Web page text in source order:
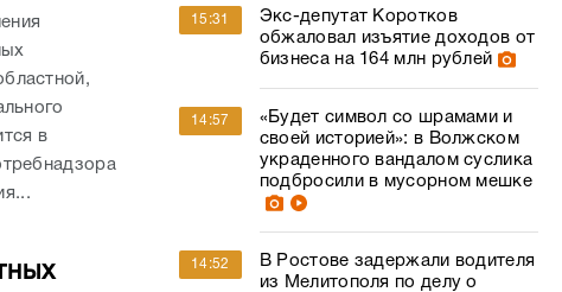
в
15:31
Экс-депутат Коротков
обжаловал изъятие доходов от
бизнеса на 164 млн рублей
14:57
«Будет символ со шрамами и
своей историей»: в Волжском
украденного вандалом суслика
подбросили в мусорном мешке
14:52
В Ростове задержали водителя
из Мелитополя по делу о